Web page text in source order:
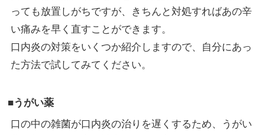
っても放置しがちですが、きちんと対処すればあの辛
い痛みを早く直すことができます。
口内炎の対策をいくつか紹介しますので、自分にあっ
た方法で試してみてください。
■うがい薬
口の中の雑菌が口内炎の治りを遅くするため、うがい